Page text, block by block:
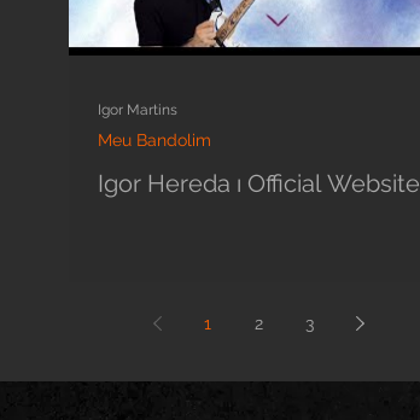
Igor Hereda ı Official Website
Meu Bandolim
Igor Martins
1 2 3